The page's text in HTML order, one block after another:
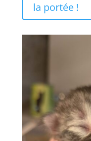
la portée !